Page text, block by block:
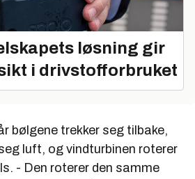
løsning gir
i drivstofforbruket
bølgene trekker seg tilbake,
luft, og vindturbinen roterer
- Den roterer den samme